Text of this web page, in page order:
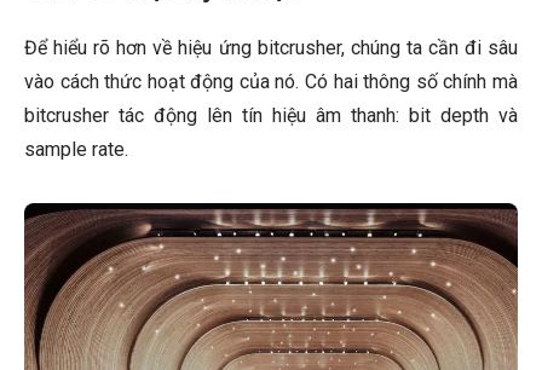
Để hiểu rõ hơn về hiệu ứng bitcrusher, chúng ta cần đi sâu
vào cách thức hoạt động của nó. Có hai thông số chính mà
bitcrusher tác động lên tín hiệu âm thanh: bit depth và
sample rate.